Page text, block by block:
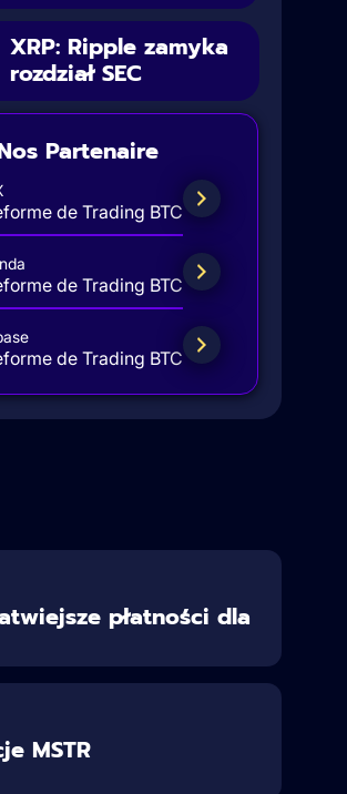
XRP: Ripple zamyka
rozdział SEC
Partenaire
de Trading BTC
de Trading BTC
de Trading BTC
płatności dla
MSTR